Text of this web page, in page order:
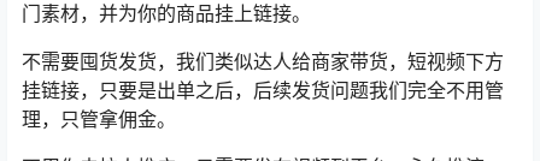
门素材，并为你的商品挂上链接。
不需要囤货发货，我们类似达人给商家带货，短视频下方
挂链接，只要是出单之后，后续发货问题我们完全不用管
理，只管拿佣金。